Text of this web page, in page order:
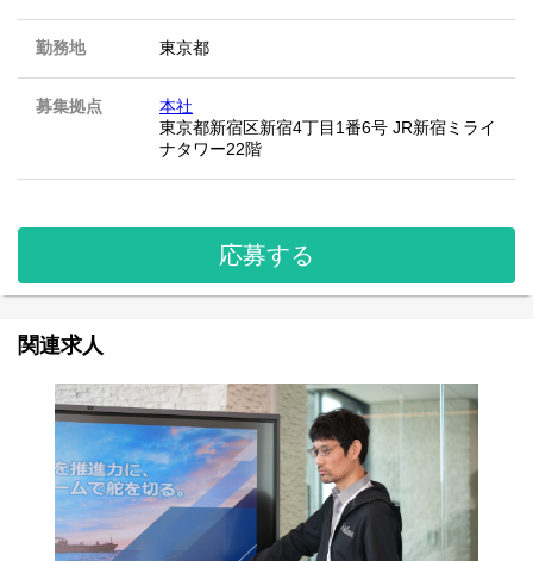
勤務地 東京都
募集拠点
本社
東京都新宿区新宿4丁目1番6号 JR新宿ミライ
ナタワー22階
応募する
関連求人